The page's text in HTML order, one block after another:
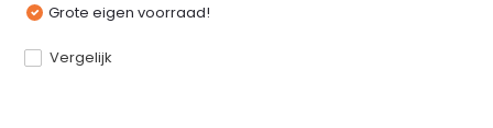
Grote eigen voorraad!
Vergelijk